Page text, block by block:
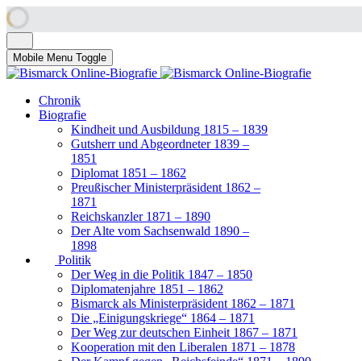
Mobile Menu Toggle
Chronik
Biografie
Kindheit und Ausbildung 1815 – 1839
Gutsherr und Abgeordneter 1839 –
1851
Diplomat 1851 – 1862
Preußischer Ministerpräsident 1862 –
1871
Reichskanzler 1871 – 1890
Der Alte vom Sachsenwald 1890 –
1898
Politik
Der Weg in die Politik 1847 – 1850
Diplomatenjahre 1851 – 1862
Bismarck als Ministerpräsident 1862 – 1871
Die „Einigungskriege“ 1864 – 1871
Der Weg zur deutschen Einheit 1867 – 1871
Kooperation mit den Liberalen 1871 – 1878